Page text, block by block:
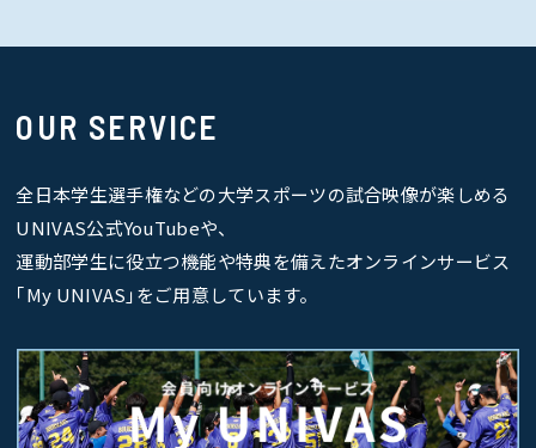
OUR SERVICE
全日本学生選手権などの大学スポーツの試合映像が楽しめる
UNIVAS公式YouTubeや、
運動部学生に役立つ機能や特典を備えたオンラインサービス
｢My UNIVAS｣をご用意しています。